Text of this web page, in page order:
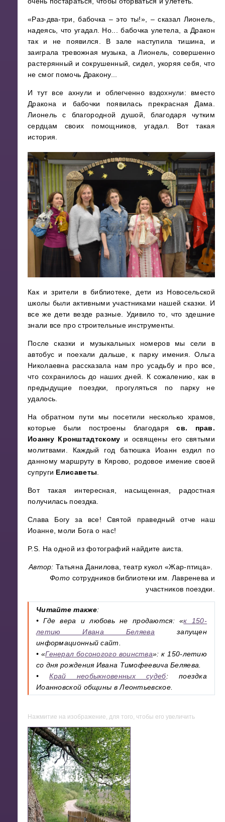
«Раз-два-три, бабочка – это ты!», – сказал Лионель,
надеясь, что угадал. Но... бабочка улетела, а Дракон
так и не появился. В зале наступила тишина, и
заиграла тревожная музыка, а Лионель, совершенно
растерянный и сокрушенный, сидел, укоряя себя, что
не смог помочь Дракону...
И тут все ахнули и облегченно вздохнули: вместо
Дракона и бабочки появилась прекрасная Дама.
Лионель с благородной душой, благодаря чутким
сердцам своих помощников, угадал. Вот такая
история.
Как и зрители в библиотеке, дети из Новосельской
школы были активными участниками нашей сказки. И
все же дети везде разные. Удивило то, что здешние
знали все про строительные инструменты.
После сказки и музыкальных номеров мы сели в
автобус и поехали дальше, к парку имения. Ольга
Николаевна рассказала нам про усадьбу и про все,
что сохранилось до наших дней. К сожалению, как в
предыдущие поездки, прогуляться по парку не
удалось.
На обратном пути мы посетили несколько храмов,
которые были построены благодарясв. прав.
Иоанну Кронштадтскому и освящены его святыми
молитвами. Каждый год батюшка Иоанн ездил по
данному маршруту в Кярово, родовое имение своей
супруги Елисаветы.
Вот такая интересная, насыщенная, радостная
получилась поездка.
Слава Богу за все! Святой праведный отче наш
Иоанне, моли Бога о нас!
P.S. На одной из фотографий найдите аиста.
Автор:Татьяна Данилова, театр кукол «Жар-птица».
Фото сотрудников библиотеки им. Лавренева и
участников поездки.
Читайте также:
• Где вера и любовь не продаются: «к 150-
летию Ивана Беляева запущен
информационный сайт.
• «Генерал босоногого воинства»: к 150-летию
со дня рождения Ивана Тимофеевича Беляева.
•Край необыкновенных судеб: поездка
Иоанновской общины в Леонтьевское.